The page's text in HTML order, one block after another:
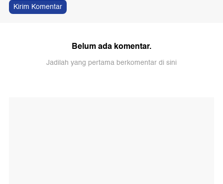
Kirim Komentar
Belum ada komentar.
Jadilah yang pertama berkomentar di sini